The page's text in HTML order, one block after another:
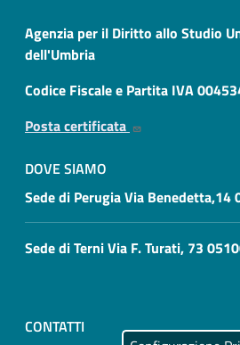
Agenzia per il Diritto allo Studio
dell'Umbria
Codice Fiscale e Partita IVA
Posta certificata
DOVE SIAMO
Sede di Perugia Via Benedetta,14
Sede di Terni Via F. Turati, 73
CONTATTI